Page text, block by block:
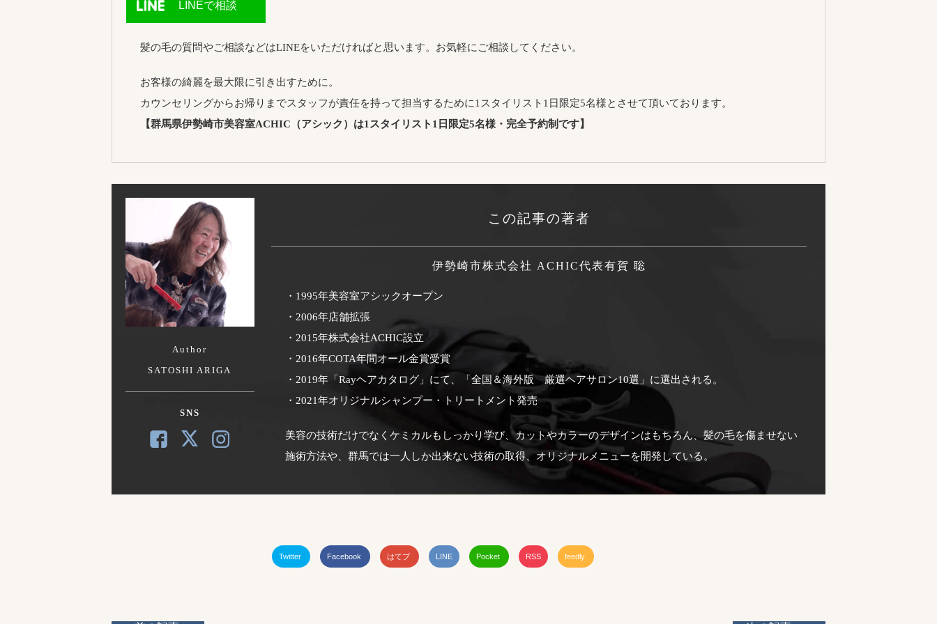
LINEで相談
髪の毛の質問やご相談などはLINEをいただければと思います。お気軽にご相談してください。
お客様の綺麗を最大限に引き出すために。
カウンセリングからお帰りまでスタッフが責任を持って担当するために1スタイリスト1日限定5名様とさせて頂いております。
【群馬県伊勢崎市美容室ACHIC（アシック）は1スタイリスト1日限定5名様・完全予約制です】
Author
SATOSHI ARIGA
SNS
この記事の著者
伊勢崎市株式会社 ACHIC代表有賀 聡
・1995年美容室アシックオープン
・2006年店舗拡張
・2015年株式会社ACHIC設立
・2016年COTA年間オール金賞受賞
・2019年「Rayヘアカタログ」にて、「全国＆海外版 厳選ヘアサロン10選」に選出される。
・2021年オリジナルシャンプー・トリートメント発売
美容の技術だけでなくケミカルもしっかり学び、カットやカラーのデザインはもちろん、髪の毛を傷ませない
施術方法や、群馬では一人しか出来ない技術の取得、オリジナルメニューを開発している。
Twitter Facebook はてブ LINE Pocket RSS feedly